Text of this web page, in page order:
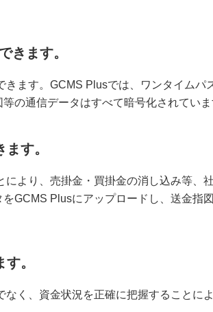
きます。
ます。GCMS Plusでは、ワンタイムパ
の通信データはすべて暗号化されていま
す。
より、売掛金・買掛金の消し込み等、
GCMS Plusにアップロードし、送金指
。
く、資金状況を正確に把握することに